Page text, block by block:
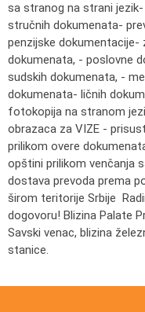
sa stranog na strani
stručnih dokumenata-
penzijske dokumentacije-
dokumenata, - poslovne
sudskih dokumenata, -
dokumenata- ličnih
fotokopija na stranom
obrazaca za VIZE -
prilikom overe
opštini prilikom venčanja
dostava prevoda prema
širom teritorije Srbije
dogovoru! Blizina Palate
Savski venac, blizina
stanice.